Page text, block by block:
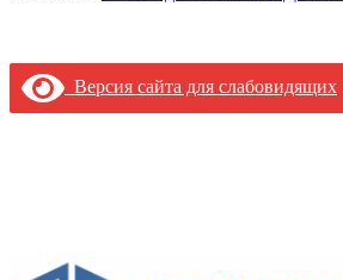
Версия сайта для слабовидящих